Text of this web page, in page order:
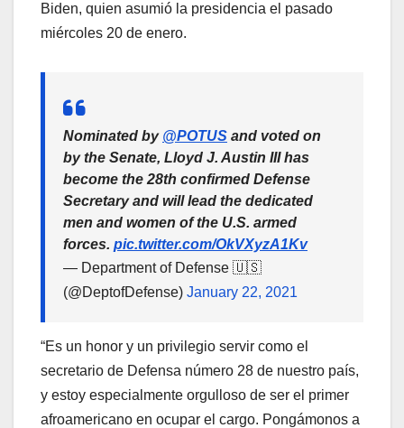
Biden, quien asumió la presidencia el pasado
miércoles 20 de enero.
Nominated by @POTUS and voted on
by the Senate, Lloyd J. Austin III has
become the 28th confirmed Defense
Secretary and will lead the dedicated
men and women of the U.S. armed
forces. pic.twitter.com/OkVXyzA1Kv
— Department of Defense 🇺🇸
(@DeptofDefense) January 22, 2021
“Es un honor y un privilegio servir como el
secretario de Defensa número 28 de nuestro país,
y estoy especialmente orgulloso de ser el primer
afroamericano en ocupar el cargo. Pongámonos a